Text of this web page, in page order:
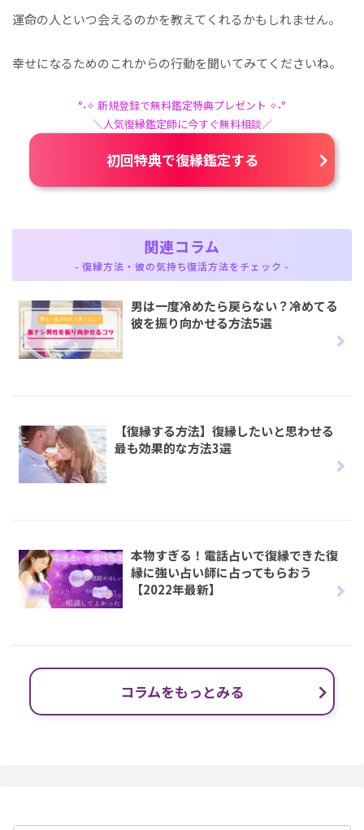
運命の人といつ会えるのかを教えてくれるかもしれません。
幸せになるためのこれからの行動を聞いてみてくださいね。
°˖✧ 新規登録で無料鑑定特典プレゼント ✧˖°
＼人気復縁鑑定師に今すぐ無料相談／
初回特典で復縁鑑定する
関連コラム
- 復縁方法・彼の気持ち復活方法をチェック -
男は一度冷めたら戻らない？冷めてる
彼を振り向かせる方法5選
【復縁する方法】復縁したいと思わせる
最も効果的な方法3選
本物すぎる！電話占いで復縁できた復
縁に強い占い師に占ってもらおう
【2022年最新】
コラムをもっとみる